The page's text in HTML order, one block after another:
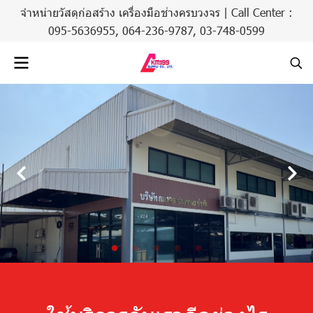
จำหน่ายวัสดุก่อสร้าง เครื่องมือช่างครบวงจร | Call Center :
095-5636955, 064-236-9787, 03-748-0599